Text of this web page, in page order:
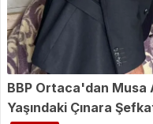
BBP Ortaca'dan Musa
Yaşındaki Çınara